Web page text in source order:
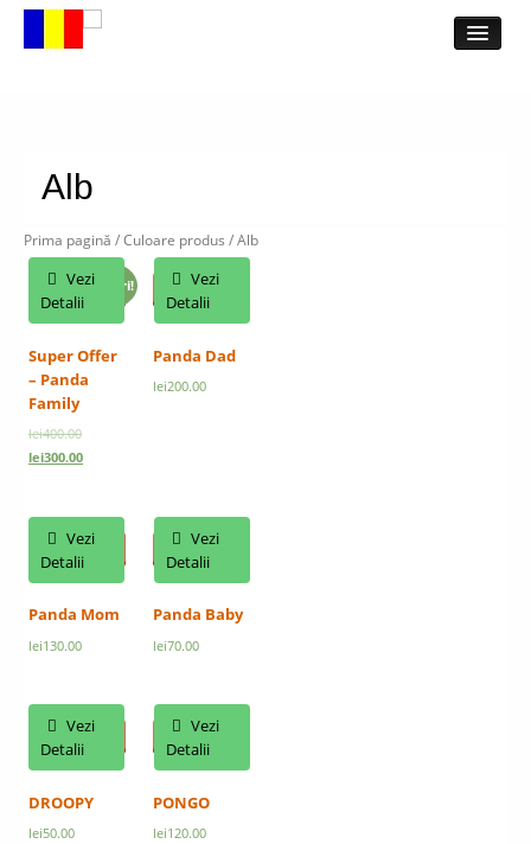
Toate broderiile
Magazin Online
Contul meu
Plateste
Cosul meu
Contact
Alb
Prima pagină / Culoare produs / Alb
FeaturedReduceri!
Vezi
Detalii
Super Offer
– Panda
Family
lei400.00
lei300.00
Featured
Vezi
Detalii
Panda Dad
lei200.00
Featured
Vezi
Detalii
Panda Mom
lei130.00
Featured
Vezi
Detalii
Panda Baby
lei70.00
Featured
Vezi
Detalii
DROOPY
lei50.00
Featured
Vezi
Detalii
PONGO
lei120.00